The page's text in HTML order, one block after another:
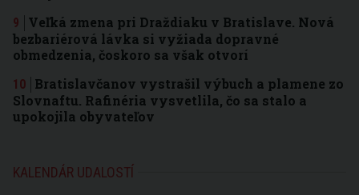
Veľká zmena pri Draždiaku v Bratislave. Nová
bezbariérová lávka si vyžiada dopravné
obmedzenia, čoskoro sa však otvorí
Bratislavčanov vystrašil výbuch a plamene zo
Slovnaftu. Rafinéria vysvetlila, čo sa stalo a
upokojila obyvateľov
KALENDÁR UDALOSTÍ